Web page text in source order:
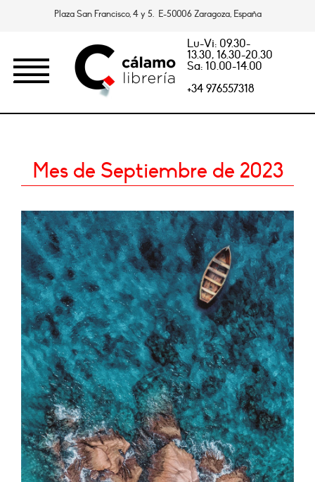
Plaza San Francisco, 4 y 5. E-50006 Zaragoza, España
Lu-Vi: 09.30-
13.30, 16.30-20.30
Sa: 10.00-14.00
+34 976557318
Mes de Septiembre de 2023